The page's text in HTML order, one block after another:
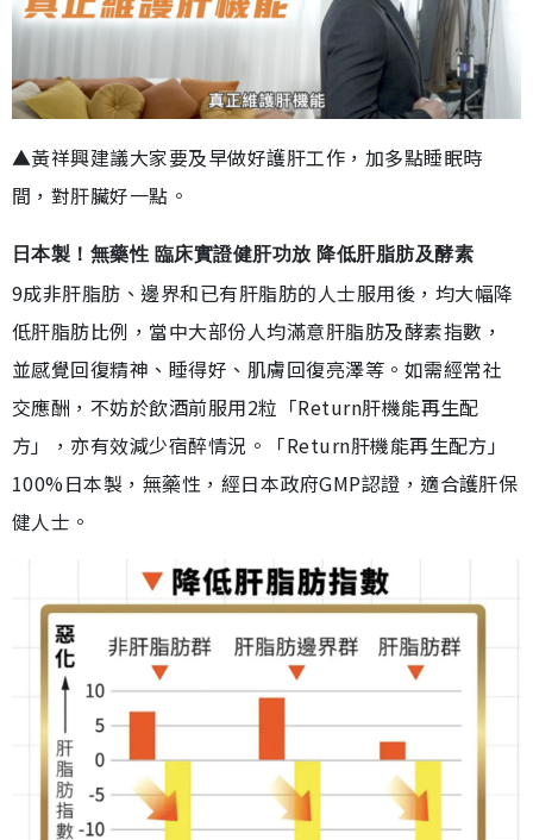
▲黃祥興建議大家要及早做好護肝工作，加多點睡眠時
間，對肝臟好一點。
日本製！無藥性 臨床實證健肝功放 降低肝脂肪及酵素
9成非肝脂肪、邊界和已有肝脂肪的人士服用後，均大幅降
低肝脂肪比例，當中大部份人均滿意肝脂肪及酵素指數，
並感覺回復精神、睡得好、肌膚回復亮澤等。如需經常社
交應酬，不妨於飲酒前服用2粒「Return肝機能再生配
方」，亦有效減少宿醉情況。「Return肝機能再生配方」
100%日本製，無藥性，經日本政府GMP認證，適合護肝保
健人士。